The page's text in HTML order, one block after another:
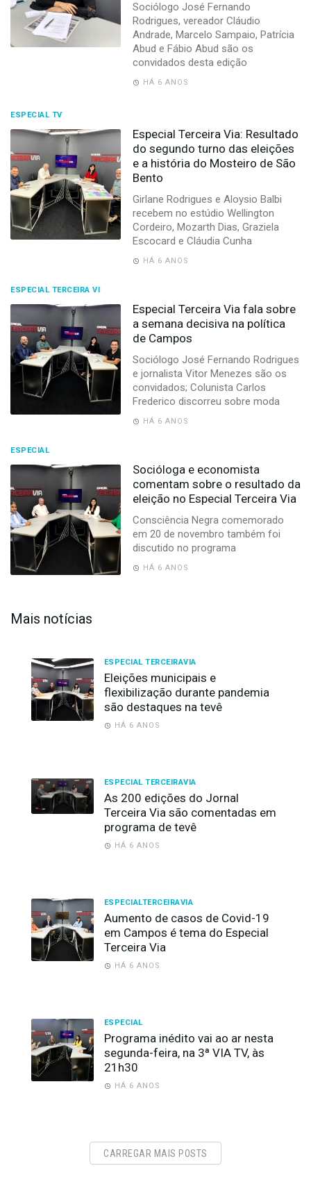
Sociólogo José Fernando
Rodrigues, vereador Cláudio
Andrade, Marcelo Sampaio, Patrícia
Abud e Fábio Abud são os
convidados desta edição
HÁ 6 ANOS
ESPECIAL TV
Especial Terceira Via: Resultado
do segundo turno das eleições
e a história do Mosteiro de São
Bento
Girlane Rodrigues e Aloysio Balbi
recebem no estúdio Wellington
Cordeiro, Mozarth Dias, Graziela
Escocard e Cláudia Cunha
HÁ 6 ANOS
ESPECIAL TERCEIRA VI
Especial Terceira Via fala sobre
a semana decisiva na política
de Campos
Sociólogo José Fernando Rodrigues
e jornalista Vitor Menezes são os
convidados; Colunista Carlos
Frederico discorreu sobre moda
HÁ 6 ANOS
ESPECIAL
Socióloga e economista
comentam sobre o resultado da
eleição no Especial Terceira Via
Consciência Negra comemorado
em 20 de novembro também foi
discutido no programa
HÁ 6 ANOS
Mais notícias
ESPECIAL TERCEIRAVIA
Eleições municipais e
flexibilização durante pandemia
são destaques na tevê
HÁ 6 ANOS
ESPECIAL TERCEIRAVIA
As 200 edições do Jornal
Terceira Via são comentadas em
programa de tevê
HÁ 6 ANOS
ESPECIALTERCEIRAVIA
Aumento de casos de Covid-19
em Campos é tema do Especial
Terceira Via
HÁ 6 ANOS
ESPECIAL
Programa inédito vai ao ar nesta
segunda-feira, na 3ª VIA TV, às
21h30
HÁ 6 ANOS
CARREGAR MAIS POSTS